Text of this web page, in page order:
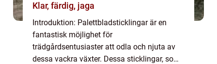
Klar, färdig, jaga
Introduktion: Palettbladsticklingar är en
fantastisk möjlighet för
trädgårdsentusiaster att odla och njuta av
dessa vackra växter. Dessa sticklingar, som